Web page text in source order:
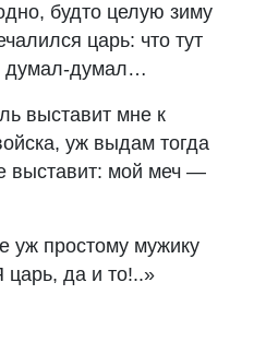
будто целую зиму
царь: что тут
думал-думал…
выставит мне к
уж выдам тогда
выставит: мой меч —
уж простому мужику
царь, да и то!..»